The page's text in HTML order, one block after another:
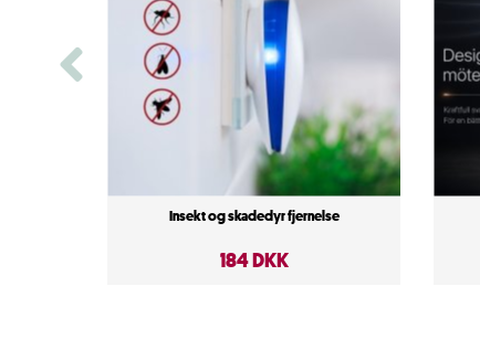
Insekt og skadedyr fjernelse
184 DKK